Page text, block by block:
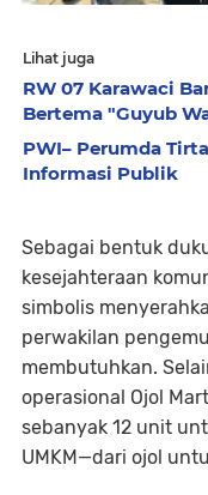
Lihat juga
RW 07 Karawaci
Bertema "Guyub
PWI– Perumda
Informasi Publik
Sebagai bentuk
kesejahteraan
simbolis
perwakilan
membutuhkan.
operasional Ojol
sebanyak 12 unit
UMKM—dari ojol